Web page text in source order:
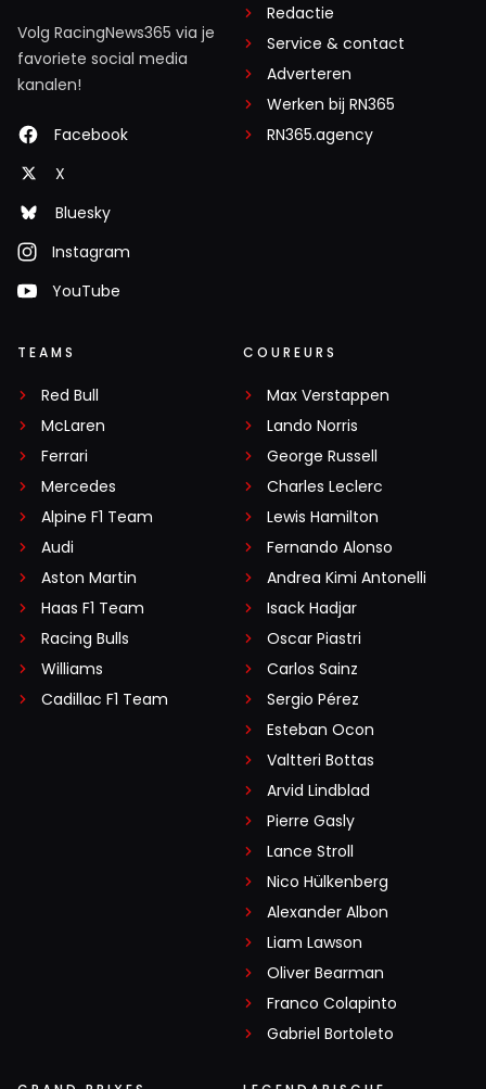
Volg RacingNews365 via je
favoriete social media
kanalen!
Facebook
X
Bluesky
Instagram
YouTube
Redactie
Service & contact
Adverteren
Werken bij RN365
RN365.agency
TEAMS
Red Bull
McLaren
Ferrari
Mercedes
Alpine F1 Team
Audi
Aston Martin
Haas F1 Team
Racing Bulls
Williams
Cadillac F1 Team
COUREURS
Max Verstappen
Lando Norris
George Russell
Charles Leclerc
Lewis Hamilton
Fernando Alonso
Andrea Kimi Antonelli
Isack Hadjar
Oscar Piastri
Carlos Sainz
Sergio Pérez
Esteban Ocon
Valtteri Bottas
Arvid Lindblad
Pierre Gasly
Lance Stroll
Nico Hülkenberg
Alexander Albon
Liam Lawson
Oliver Bearman
Franco Colapinto
Gabriel Bortoleto